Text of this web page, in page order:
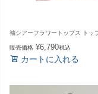
販売価格 ¥6,790税込
カートに入れる